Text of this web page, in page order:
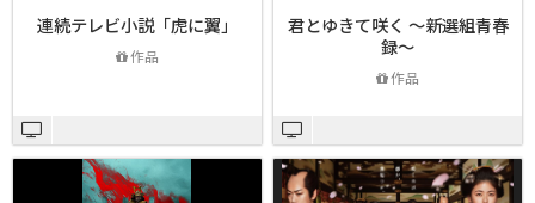
連続テレビ小説「虎に翼」
作品
君とゆきて咲く ～新選組青春
録～
作品